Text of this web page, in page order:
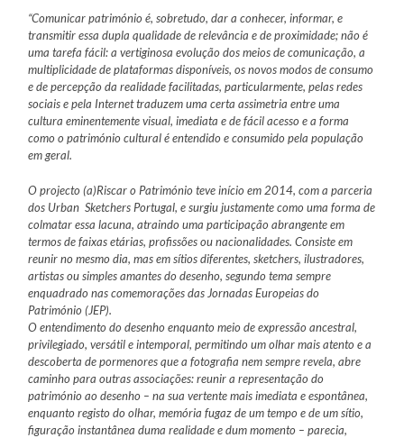
“Comunicar património é, sobretudo, dar a conhecer, informar, e
transmitir essa dupla qualidade de relevância e de proximidade; não é
uma tarefa fácil: a vertiginosaevolução dos meios de comunicação, a
multiplicidade de plataformas disponíveis, os novos modos de consumo
e de percepção da realidade facilitadas, particularmente, pelasredes
sociais e pela Internet traduzem uma certa assimetria entre uma
cultura eminentemente visual, imediata e de fácil acesso e a forma
como o património cultural éentendido e consumido pela população
em geral.
O projecto (a)Riscar o Património teve início em 2014, com a parceria
dos Urban Sketchers Portugal, e surgiu justamente como uma forma de
colmatar essalacuna, atraindo uma participação abrangente em
termos de faixas etárias, profissões ou nacionalidades. Consiste em
reunir no mesmo dia, mas em sítios diferentes, sketchers, ilustradores,
artistas ou simples amantes do desenho, segundo tema sempre
enquadrado nas comemorações das Jornadas Europeias do
Património (JEP).
O entendimento do desenho enquanto meio de expressão ancestral,
privilegiado, versátil e intemporal, permitindo um olhar mais atento e a
descoberta de pormenores que a fotografia nem sempre revela, abre
caminho para outras associações: reunir a representação do
património ao desenho – na sua vertente mais imediata e espontânea,
enquanto registo do olhar, memória fugaz de um tempo e de um sítio,
figuração instantânea duma realidade e dum momento – parecia,